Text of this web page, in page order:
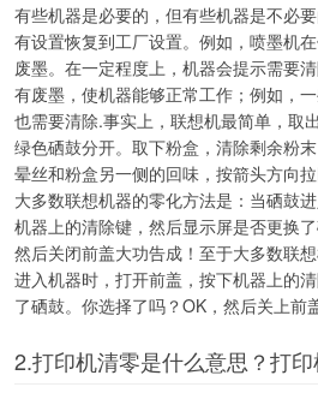
有些机器是必要的，但有些机器是不必
有设置恢复到工厂设置。例如，喷墨机
废墨。在一定程度上，机器会提示需要
有废墨，使机器能够正常工作；例如，
也需要清除.事实上，联想机最简单，取
绿色硒鼓分开。取下粉盒，清除剩余粉
晕丝和粉盒另一侧的回味，按箭头方向
大多数联想机器的零化方法是：当硒鼓
机器上的清除键，然后显示屏是否更换
然后关闭前盖大功告成！至于大多数联
进入机器时，打开前盖，按下机器上的
了硒鼓。你选择了吗？OK，然后关上前
2.打印机清零是什么意思？打印